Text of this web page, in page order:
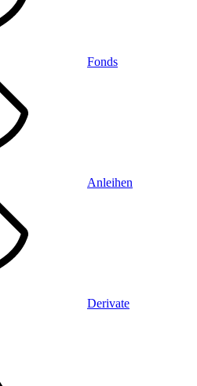
Fonds
Anleihen
Derivate